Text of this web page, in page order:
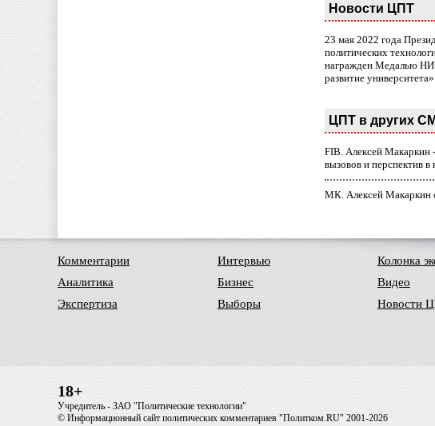
Новости ЦПТ
23 мая 2022 года
политических
награжден Медалью
развитие университета»
ЦПТ в других
FIB. Алексей Макаркин
вызовов и перспектив
МК. Алексей Макаркин
Комментарии
Аналитика
Экспертиза
Интервью
Бизнес
Выборы
Колонка
Видео
Новости
18+
Учредитель - ЗАО "Политические технологии"
© Информационный сайт политических комментариев "Политком.RU" 2001-2026